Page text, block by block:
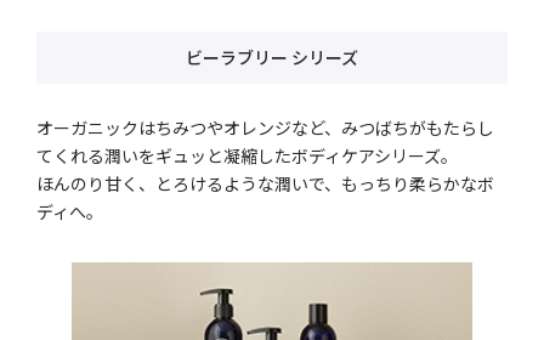
ビーラブリー シリーズ
オーガニックはちみつやオレンジなど、みつばちがもたらし
てくれる潤いをギュッと凝縮したボディケアシリーズ。
ほんのり甘く、とろけるような潤いで、もっちり柔らかなボ
ディへ。